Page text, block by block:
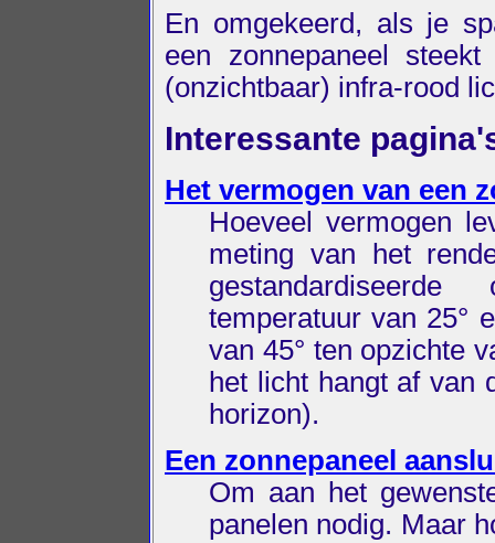
En omgekeerd, als je
een zonnepaneel
(onzichtbaar) infra-rood
Interessante
Het vermogen van een
Hoeveel vermogen
meting van het
temperatuur van 25°
van 45° ten opzichte
het licht hangt af van
horizon).
Een zonnepaneel
Om aan het
panelen nodig. Maar